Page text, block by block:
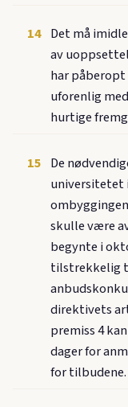
14 Det må
av
har påberopt
uforenlig
hurtige
15 De
universitetet
skulle være
begynte i
tilstrekkelig
direktivets
premiss 4
dager for
for tilbudene.